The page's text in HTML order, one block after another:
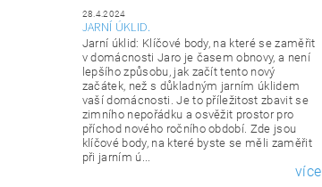
28.4.2024
JARNÍ ÚKLID.
Jarní úklid: Klíčové body, na které se zaměřit
v domácnosti Jaro je časem obnovy, a není
lepšího způsobu, jak začít tento nový
začátek, než s důkladným jarním úklidem
vaší domácnosti. Je to příležitost zbavit se
zimního nepořádku a osvěžit prostor pro
příchod nového ročního období. Zde jsou
klíčové body, na které byste se měli zaměřit
při jarním ú...
více